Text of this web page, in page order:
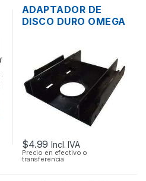
ADAPTADOR DE
DISCO DURO OMEGA
$4.99 Incl. IVA
Precio en efectivo o
transferencia